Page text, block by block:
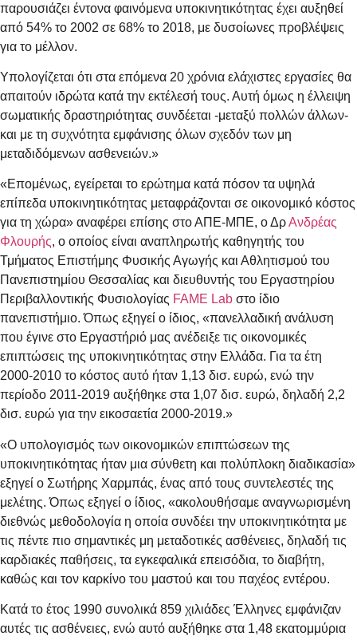
παρουσιάζει έντονα φαινόμενα υποκινητικότητας έχει αυξηθεί
από 54% το 2002 σε 68% το 2018, με δυσοίωνες προβλέψεις
για το μέλλον.
Υπολογίζεται ότι στα επόμενα 20 χρόνια ελάχιστες εργασίες θα
απαιτούν ιδρώτα κατά την εκτέλεσή τους. Αυτή όμως η έλλειψη
σωματικής δραστηριότητας συνδέεται -μεταξύ πολλών άλλων-
και με τη συχνότητα εμφάνισης όλων σχεδόν των μη
μεταδιδόμενων ασθενειών.»
«Επομένως, εγείρεται το ερώτημα κατά πόσον τα υψηλά
επίπεδα υποκινητικότητας μεταφράζονται σε οικονομικό κόστος
για τη χώρα» αναφέρει επίσης στο ΑΠΕ-ΜΠΕ, ο ΔρΑνδρέας
Φλουρής, ο οποίος είναι αναπληρωτής καθηγητής του
Τμήματος Επιστήμης Φυσικής Αγωγής και Αθλητισμού του
Πανεπιστημίου Θεσσαλίας και διευθυντής του Εργαστηρίου
Περιβαλλοντικής Φυσιολογίας FAME Lab στο ίδιο
πανεπιστήμιο. Όπως εξηγεί ο ίδιος, «πανελλαδική ανάλυση
που έγινε στο Εργαστήριό μας ανέδειξε τις οικονομικές
επιπτώσεις της υποκινητικότητας στην Ελλάδα. Για τα έτη
2000-2010 το κόστος αυτό ήταν 1,13 δισ. ευρώ, ενώ την
περίοδο 2011-2019 αυξήθηκε στα 1,07 δισ. ευρώ, δηλαδή 2,2
δισ. ευρώ για την εικοσαετία 2000-2019.»
«Ο υπολογισμός των οικονομικών επιπτώσεων της
υποκινητικότητας ήταν μια σύνθετη και πολύπλοκη διαδικασία»
εξηγεί ο Σωτήρης Χαρμπάς, ένας από τους συντελεστές της
μελέτης. Όπως εξηγεί ο ίδιος, «ακολουθήσαμε αναγνωρισμένη
διεθνώς μεθοδολογία η οποία συνδέει την υποκινητικότητα με
τις πέντε πιο σημαντικές μη μεταδοτικές ασθένειες, δηλαδή τις
καρδιακές παθήσεις, τα εγκεφαλικά επεισόδια, το διαβήτη,
καθώς και τον καρκίνο του μαστού και του παχέος εντέρου.
Κατά το έτος 1990 συνολικά 859 χιλιάδες Έλληνες εμφάνιζαν
αυτές τις ασθένειες, ενώ αυτό αυξήθηκε στα 1,48 εκατομμύρια